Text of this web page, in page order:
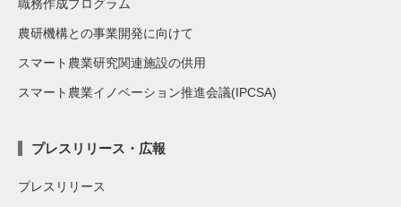
職務作成プログラム
農研機構との事業開発に向けて
スマート農業研究関連施設の供用
スマート農業イノベーション推進会議(IPCSA)
プレスリリース・広報
プレスリリース